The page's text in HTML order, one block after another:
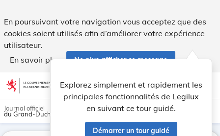
En poursuivant votre navigation vous acceptez que des
cookies soient utilisés afin d’améliorer votre expérience
utilisateur.
En savoir plus
Ne plus afficher ce message
Aller au contenu account_circle help Aide
Explorez simplement et rapidement les
principales fonctionnalités de Legilux
en suivant ce tour guidé.
Démarrer un tour guidé
light_mode dark_mode
Journal officiel
du Grand-Duché de Luxembourg